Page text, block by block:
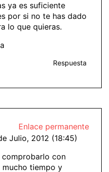
ya es suficiente
por si no te has dado
lo que quieras.
Respuesta
Enlace permanente
Julio, 2012 (18:45)
comprobarlo con
mucho tiempo y